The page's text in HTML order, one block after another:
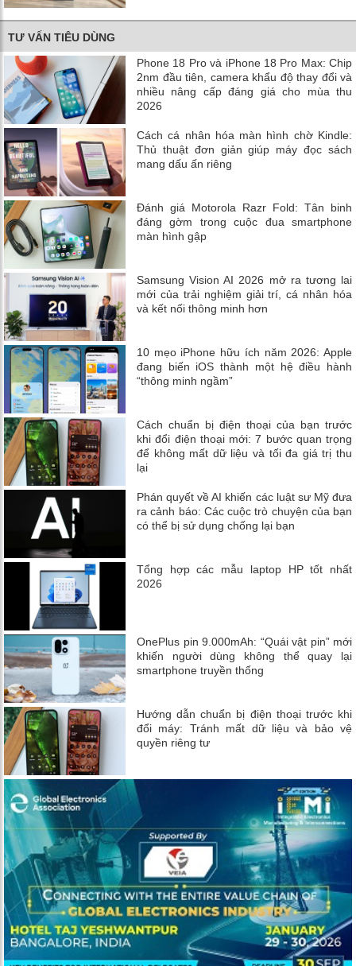
TƯ VẤN TIÊU DÙNG
Phone 18 Pro và iPhone 18 Pro Max: Chip
2nm đầu tiên, camera khẩu độ thay đổi và
nhiều nâng cấp đáng giá cho mùa thu
2026
Cách cá nhân hóa màn hình chờ Kindle:
Thủ thuật đơn giản giúp máy đọc sách
mang dấu ấn riêng
Đánh giá Motorola Razr Fold: Tân binh
đáng gờm trong cuộc đua smartphone
màn hình gập
Samsung Vision AI 2026 mở ra tương lai
mới của trải nghiệm giải trí, cá nhân hóa
và kết nối thông minh hơn
10 mẹo iPhone hữu ích năm 2026: Apple
đang biến iOS thành một hệ điều hành
“thông minh ngầm”
Cách chuẩn bị điện thoại của bạn trước
khi đổi điện thoại mới: 7 bước quan trọng
để không mất dữ liệu và tối đa giá trị thu
lại
Phán quyết về AI khiến các luật sư Mỹ đưa
ra cảnh báo: Các cuộc trò chuyện của bạn
có thể bị sử dụng chống lại bạn
Tổng hợp các mẫu laptop HP tốt nhất
2026
OnePlus pin 9.000mAh: “Quái vật pin” mới
khiến người dùng không thể quay lại
smartphone truyền thống
Hướng dẫn chuẩn bị điện thoại trước khi
đổi máy: Tránh mất dữ liệu và bảo vệ
quyền riêng tư